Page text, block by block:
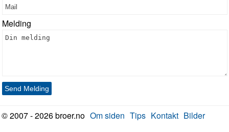
Melding
Send Melding
© 2007 - 2026 broer.no Om siden Tips Kontakt Bilder